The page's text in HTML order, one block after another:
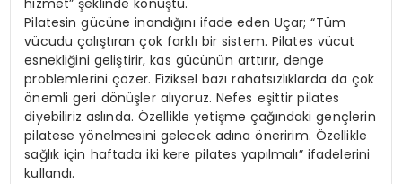
hizmet” şeklinde konuştu.
Pilatesin gücüne inandığını ifade eden Uçar; “Tüm
vücudu çalıştıran çok farklı bir sistem. Pilates vücut
esnekliğini geliştirir, kas gücünün arttırır, denge
problemlerini çözer. Fiziksel bazı rahatsızlıklarda da çok
önemli geri dönüşler alıyoruz. Nefes eşittir pilates
diyebiliriz aslında. Özellikle yetişme çağındaki gençlerin
pilatese yönelmesini gelecek adına öneririm. Özellikle
sağlık için haftada iki kere pilates yapılmalı” ifadelerini
kullandı.